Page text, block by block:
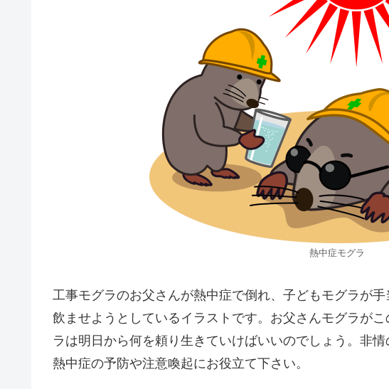
熱中症モグラ
工事モグラのお父さんが熱中症で倒れ、子どもモグラが
飲ませようとしているイラストです。お父さんモグラが
ラは明日から何を頼り生きていけばいいのでしょう。非情
熱中症の予防や注意喚起にお役立て下さい。